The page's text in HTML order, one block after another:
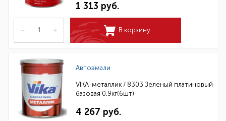
1 313 руб.
– + В корзину
Автоэмали
VIKA-металлик / 8303 Зеленый платиновый
базовая 0,9кг(6шт)
4 267 руб.